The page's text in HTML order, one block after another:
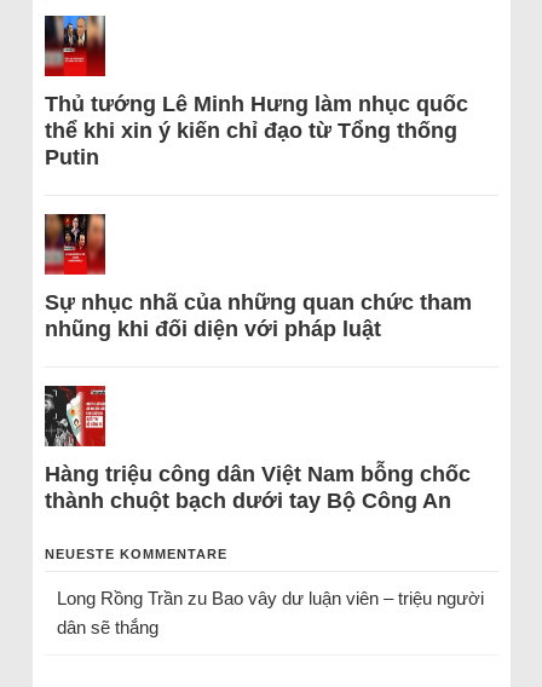
Thủ tướng Lê Minh Hưng làm nhục quốc
thể khi xin ý kiến chỉ đạo từ Tổng thống
Putin
Sự nhục nhã của những quan chức tham
nhũng khi đối diện với pháp luật
Hàng triệu công dân Việt Nam bỗng chốc
thành chuột bạch dưới tay Bộ Công An
NEUESTE KOMMENTARE
Long Rồng Trầnzu Bao vây dư luận viên – triệu người
dân sẽ thắng